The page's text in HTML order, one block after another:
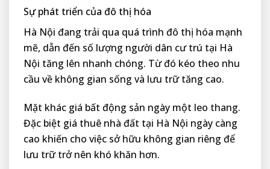
Sự phát triển của đô thị hóa
Hà Nội đang trải qua quá trình đô thị hóa mạnh
mẽ, dẫn đến số lượng người dân cư trú tại Hà
Nội tăng lên nhanh chóng. Từ đó kéo theo nhu
cầu về không gian sống và lưu trữ tăng cao.
Mặt khác giá bất động sản ngày một leo thang.
Đặc biệt giá thuê nhà đất tại Hà Nội ngày càng
cao khiến cho việc sở hữu không gian riêng để
lưu trữ trở nên khó khăn hơn.